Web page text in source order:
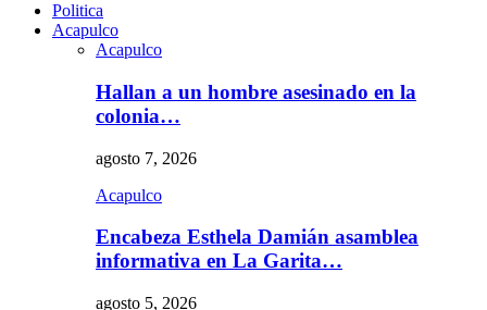
Politica
Acapulco
Acapulco
Hallan a un hombre asesinado en la
colonia…
agosto 7, 2026
Acapulco
Encabeza Esthela Damián asamblea
informativa en La Garita…
agosto 5, 2026